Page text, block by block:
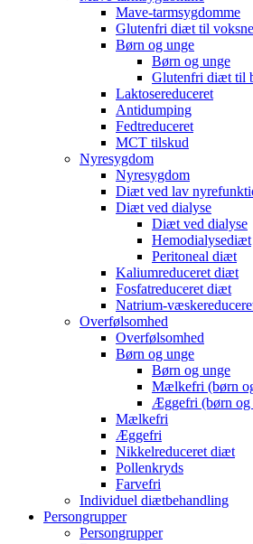
Mave-tarmsygdomme
Glutenfri diæt til voksne
Børn og unge
Børn og unge
Glutenfri diæt til
Laktosereduceret
Antidumping
Fedtreduceret
MCT tilskud
Nyresygdom
Nyresygdom
Diæt ved lav
Diæt ved dialyse
Diæt ved dialyse
Hemodialysediæt
Peritoneal diæt
Kaliumreduceret diæt
Fosfatreduceret diæt
Natrium-
Overfølsomhed
Overfølsomhed
Børn og unge
Børn og unge
Mælkefri (børn
Æggefri (børn og
Mælkefri
Æggefri
Nikkelreduceret diæt
Pollenkryds
Farvefri
Individuel diætbehandling
Persongrupper
Persongrupper